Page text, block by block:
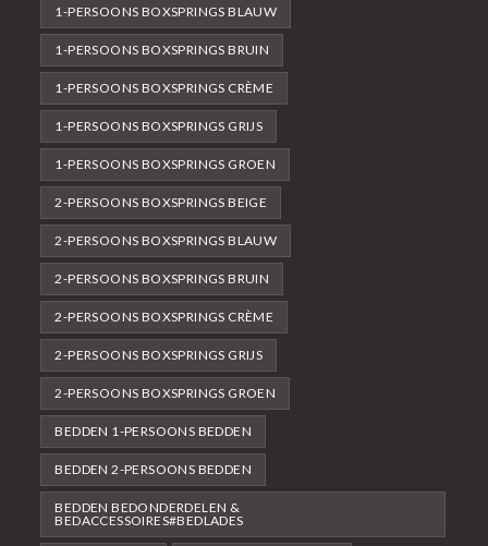
1-PERSOONS BOXSPRINGS BLAUW
1-PERSOONS BOXSPRINGS BRUIN
1-PERSOONS BOXSPRINGS CRÈME
1-PERSOONS BOXSPRINGS GRIJS
1-PERSOONS BOXSPRINGS GROEN
2-PERSOONS BOXSPRINGS BEIGE
2-PERSOONS BOXSPRINGS BLAUW
2-PERSOONS BOXSPRINGS BRUIN
2-PERSOONS BOXSPRINGS CRÈME
2-PERSOONS BOXSPRINGS GRIJS
2-PERSOONS BOXSPRINGS GROEN
BEDDEN 1-PERSOONS BEDDEN
BEDDEN 2-PERSOONS BEDDEN
BEDDEN BEDONDERDELEN &
BEDACCESSOIRES#BEDLADES